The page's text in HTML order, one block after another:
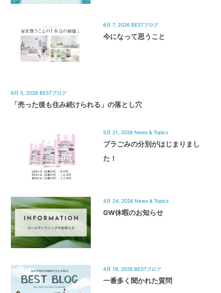
6月 7, 2026 BESTブログ
今になって思うこと
6月 5, 2026 BESTブログ
「売った後も住み続けられる」の落とし穴
5月 21, 2026 News & Topics
プラごみの分別がはじまりまし
た！
4月 24, 2026 News & Topics
GW休暇のお知らせ
4月 19, 2026 BESTブログ
一番多く聞かれた質問